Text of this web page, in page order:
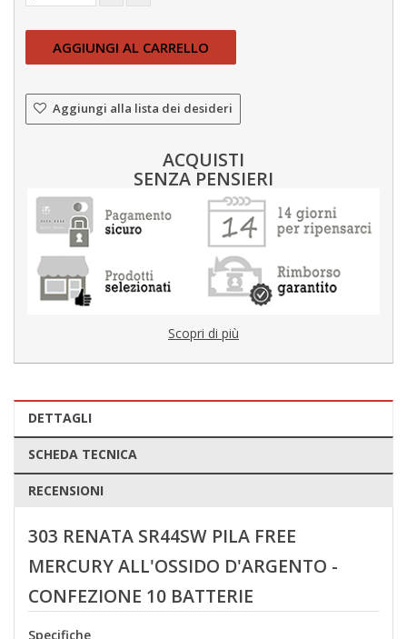
AGGIUNGI AL CARRELLO
Aggiungi alla lista dei desideri
ACQUISTI
SENZA PENSIERI
Scopri di più
DETTAGLI
SCHEDA TECNICA
RECENSIONI
303 RENATA SR44SW PILA FREE
MERCURY ALL'OSSIDO D'ARGENTO -
CONFEZIONE 10 BATTERIE
Specifiche